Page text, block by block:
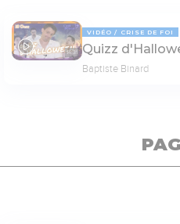
14:31
VIDÉO CRISE DE FOI
Quizz
Baptiste Binard